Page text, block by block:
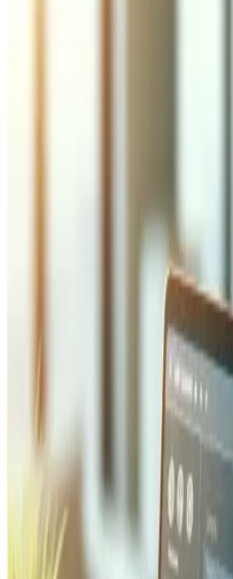
SwissCoding avec de nouvelles
identité visuelle unifiée et une
Education / Technology
WordPress, Elementor, PHP
Unified brand experience,
Website redesign, SEO
Présentation du projet
SwissCoding est une entreprise
code qui nécessitait une refonte
présence web. Le site existant
organique, entraînant une image
des mises en page obsolètes et
manquant. Tedbin a été sollicité